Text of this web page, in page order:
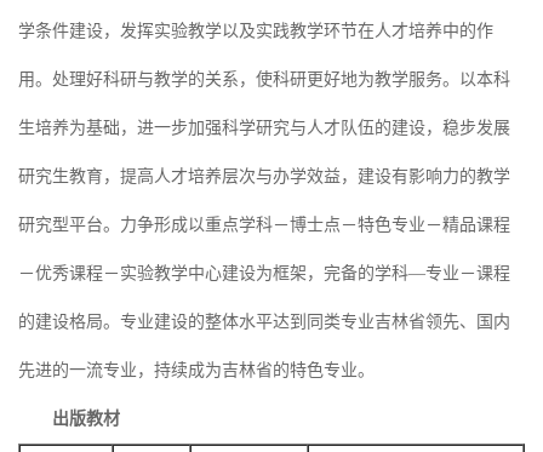
学条件建设，发挥实验教学以及实践教学环节在人才培养中的作
用。处理好科研与教学的关系，使科研更好地为教学服务。以本科
生培养为基础，进一步加强科学研究与人才队伍的建设，稳步发展
研究生教育，提高人才培养层次与办学效益，建设有影响力的教学
研究型平台。力争形成以重点学科－博士点－特色专业－精品课程
－优秀课程－实验教学中心建设为框架，完备的学科—专业－课程
的建设格局。专业建设的整体水平达到同类专业吉林省领先、国内
先进的一流专业，持续成为吉林省的特色专业。
出版教材